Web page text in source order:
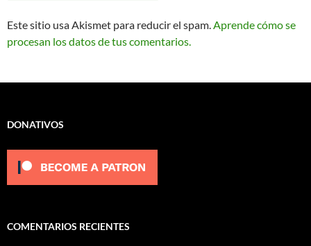
Este sitio usa Akismet para reducir el spam.Aprende cómo se
procesan los datos de tus comentarios.
DONATIVOS
COMENTARIOS RECIENTES